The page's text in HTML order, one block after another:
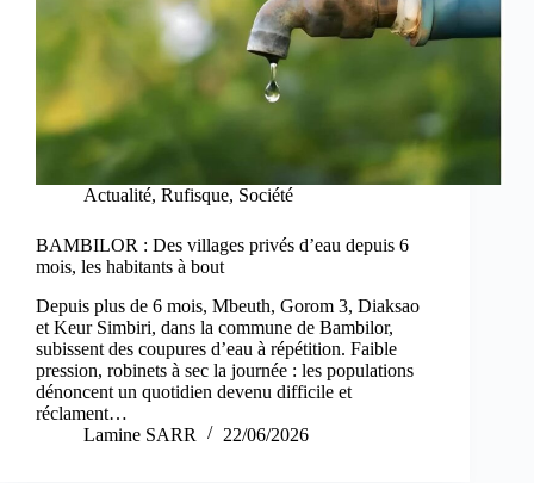
Actualité, Rufisque, Société
BAMBILOR : Des villages privés d’eau depuis 6
mois, les habitants à bout
Depuis plus de 6 mois, Mbeuth, Gorom 3, Diaksao
et Keur Simbiri, dans la commune de Bambilor,
subissent des coupures d’eau à répétition. Faible
pression, robinets à sec la journée : les populations
dénoncent un quotidien devenu difficile et
réclament…
Lamine SARR
22/06/2026